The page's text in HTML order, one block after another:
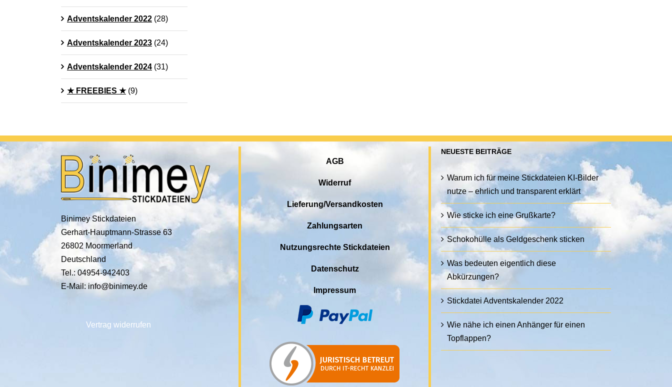
Adventskalender 2022 (28)
Adventskalender 2023 (24)
Adventskalender 2024 (31)
★ FREEBIES ★ (9)
Binimey Stickdateien
Gerhart-Hauptmann-Strasse 63
26802 Moormerland
Deutschland
Tel.: 04954-942403
E-Mail: info@binimey.de
Vertrag widerrufen
AGB
Widerruf
Lieferung/Versandkosten
Zahlungsarten
Nutzungsrechte Stickdateien
Datenschutz
Impressum
NEUESTE BEITRÄGE
Warum ich für meine Stickdateien KI-Bilder
nutze – ehrlich und transparent erklärt
Wie sticke ich eine Grußkarte?
Schokohülle als Geldgeschenk sticken
Was bedeuten eigentlich diese
Abkürzungen?
Stickdatei Adventskalender 2022
Wie nähe ich einen Anhänger für einen
Topflappen?